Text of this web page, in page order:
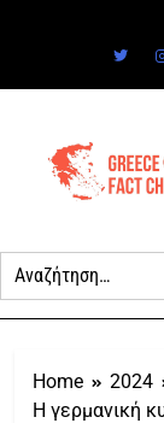
Home 2024
Η γερμανική